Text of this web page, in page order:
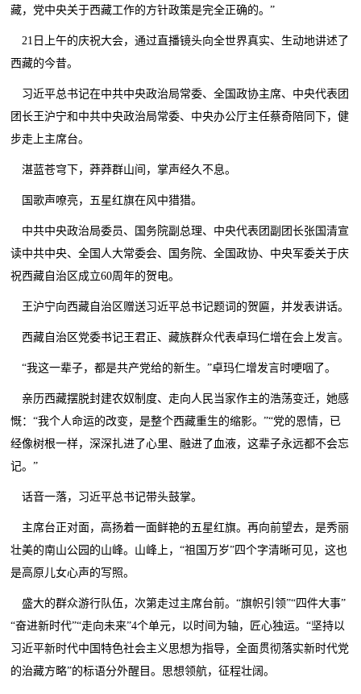
藏，党中央关于西藏工作的方针政策是完全正确的。”
21日上午的庆祝大会，通过直播镜头向全世界真实、生动地讲述了
西藏的今昔。
习近平总书记在中共中央政治局常委、全国政协主席、中央代表团
团长王沪宁和中共中央政治局常委、中央办公厅主任蔡奇陪同下，健
步走上主席台。
湛蓝苍穹下，莽莽群山间，掌声经久不息。
国歌声嘹亮，五星红旗在风中猎猎。
中共中央政治局委员、国务院副总理、中央代表团副团长张国清宣
读中共中央、全国人大常委会、国务院、全国政协、中央军委关于庆
祝西藏自治区成立60周年的贺电。
王沪宁向西藏自治区赠送习近平总书记题词的贺匾，并发表讲话。
西藏自治区党委书记王君正、藏族群众代表卓玛仁增在会上发言。
“我这一辈子，都是共产党给的新生。”卓玛仁增发言时哽咽了。
亲历西藏摆脱封建农奴制度、走向人民当家作主的浩荡变迁，她感
慨：“我个人命运的改变，是整个西藏重生的缩影。”“党的恩情，已
经像树根一样，深深扎进了心里、融进了血液，这辈子永远都不会忘
记。”
话音一落，习近平总书记带头鼓掌。
主席台正对面，高扬着一面鲜艳的五星红旗。再向前望去，是秀丽
壮美的南山公园的山峰。山峰上，“祖国万岁”四个字清晰可见，这也
是高原儿女心声的写照。
盛大的群众游行队伍，次第走过主席台前。“旗帜引领”“四件大事”
“奋进新时代”“走向未来”4个单元，以时间为轴，匠心独运。“坚持以
习近平新时代中国特色社会主义思想为指导，全面贯彻落实新时代党
的治藏方略”的标语分外醒目。思想领航，征程壮阔。